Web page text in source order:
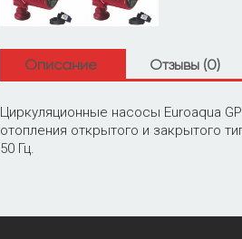
Описание Отзывы (0)
Циркуляционные насосы Euroaqua
отопления открытого и закрытого
50 Гц.